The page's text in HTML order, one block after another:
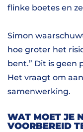
flinke boetes en
Simon
hoe groter het
bent.” Dit is geen
Het vraagt om
samenwerking.
WAT MOET JE
VOORBEREID